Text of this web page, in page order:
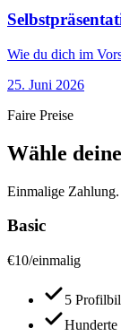
Wie du dich im
25. Juni 2026
Faire Preise
Wähle
Einmalige
Basic
€10/einmalig
5